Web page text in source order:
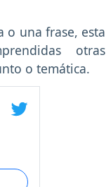
o una frase, esta
otras
o temática.